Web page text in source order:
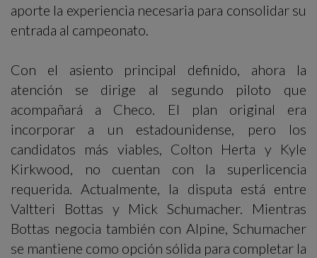
aporte la experiencia necesaria para consolidar su
entrada al campeonato.
Con el asiento principal definido, ahora la
atención se dirige al segundo piloto que
acompañará a Checo. El plan original era
incorporar a un estadounidense, pero los
candidatos más viables, Colton Herta y Kyle
Kirkwood, no cuentan con la superlicencia
requerida. Actualmente, la disputa está entre
Valtteri Bottas y Mick Schumacher. Mientras
Bottas negocia también con Alpine, Schumacher
se mantiene como opción sólida para completar la